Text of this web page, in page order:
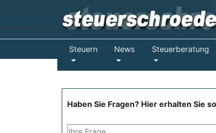
Steuern News Steuerberatung
Haben Sie Fragen? Hier erhalten Sie